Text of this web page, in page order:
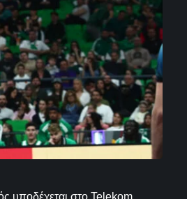
υποδέχεται στο Telekom